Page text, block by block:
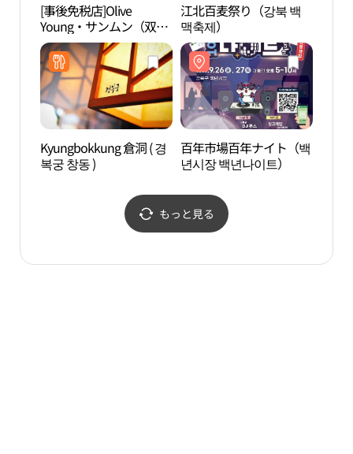
[事後免税店]Olive
Young・サンムン（双
門）店(올리브영 쌍문점)
江北百麦祭り（강북 백
맥축제）
Kyungbokkung 倉洞 ( 경
복궁 창동 )
百年市場百年ナイト（백
년시장 백년나이트）
もっと見る